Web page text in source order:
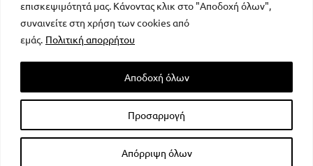
επισκεψιμότητά μας. Κάνοντας κλικ στο "Αποδοχή όλων",
συναινείτε στη χρήση των cookies από
εμάς. Πολιτική απορρήτου
Προσαρμογή
Απόρριψη όλων
Αποδοχή όλων
μοναδικός αριθμός Μ.Η.Τ. 232223
All rights reserved – Powered by